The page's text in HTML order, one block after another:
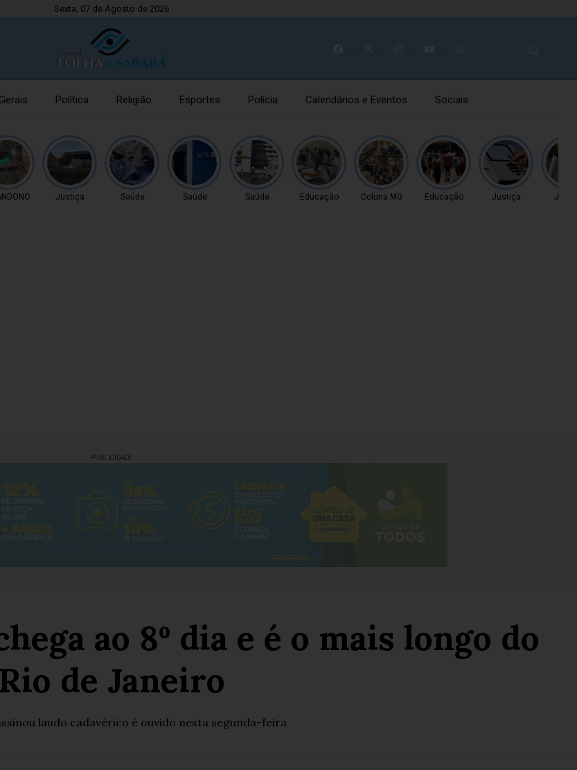
Sexta, 07 de Agosto de 2026
Gerais Política Religião Esportes Polícia Calendários e Eventos Sociais
Justiça Saúde Saúde Saúde Educação Coluna MG Educação Justiça
PUBLICIDADE
ao 8º dia e é o mais longo do
Rio de Janeiro
laudo cadavérico é ouvido nesta segunda-feira